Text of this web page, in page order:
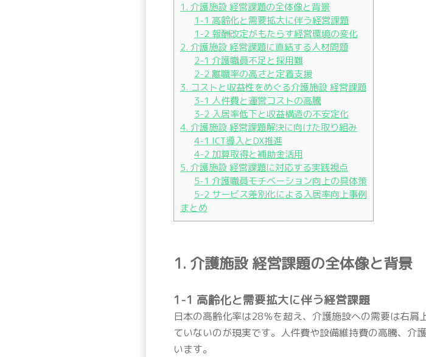
1. 介護施設 経営課題の全体像と背景
1-1 高齢化と需要拡大に伴う経営課題
1-2 報酬改定がもたらす経営環境の変化
2. 介護施設 経営課題に直結する人材問題
2-1 介護職員不足と採用難
2-2 離職率の高さと定着支援
3. コストと収益性をめぐる介護施設 経営課題
3-1 人件費と運営コストの高騰
3-2 入居率低下と収益構造の不安定化
4. 介護施設 経営課題解決に向けた取り組み
4-1 ICT導入とDX推進
4-2 加算取得と補助金活用
5. 介護施設 経営課題に対応する実践視点
5-1 介護職員モチベーション向上の具体策
5-2 サービス差別化による入居率向上事例
まとめ
1. 介護施設 経営課題の全体像と背景
1-1 高齢化と需要拡大に伴う経営課題
日本の高齢化率は28％を超え、介護施設への需要は右
ていないのが現実です。人件費や設備維持費の高騰、介
います。